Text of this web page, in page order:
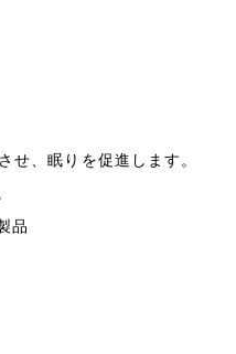
せ、眠りを促進します。
品